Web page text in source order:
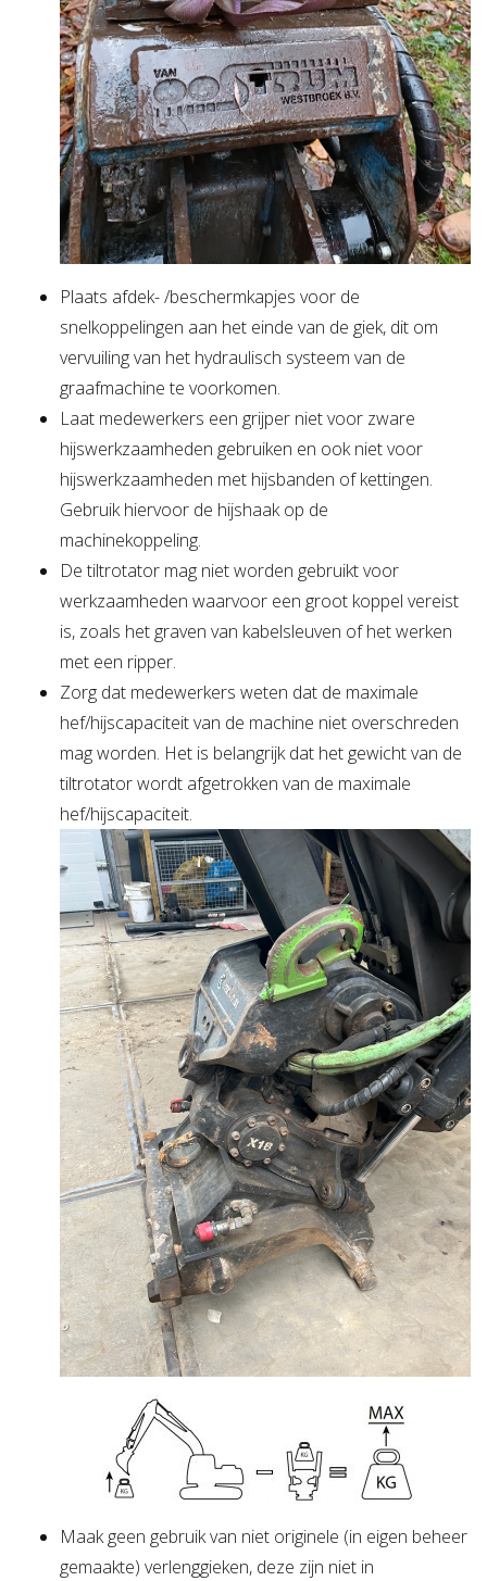
Plaats afdek- /beschermkapjes voor de
snelkoppelingen aan het einde van de giek, dit om
vervuiling van het hydraulisch systeem van de
graafmachine te voorkomen.
Laat medewerkers een grijper niet voor zware
hijswerkzaamheden gebruiken en ook niet voor
hijswerkzaamheden met hijsbanden of kettingen.
Gebruik hiervoor de hijshaak op de
machinekoppeling.
De tiltrotator mag niet worden gebruikt voor
werkzaamheden waarvoor een groot koppel vereist
is, zoals het graven van kabelsleuven of het werken
met een ripper.
Zorg dat medewerkers weten dat de maximale
hef/hijscapaciteit van de machine niet overschreden
mag worden. Het is belangrijk dat het gewicht van de
tiltrotator wordt afgetrokken van de maximale
hef/hijscapaciteit.
Maak geen gebruik van niet originele (in eigen beheer
gemaakte) verlenggieken, deze zijn niet in